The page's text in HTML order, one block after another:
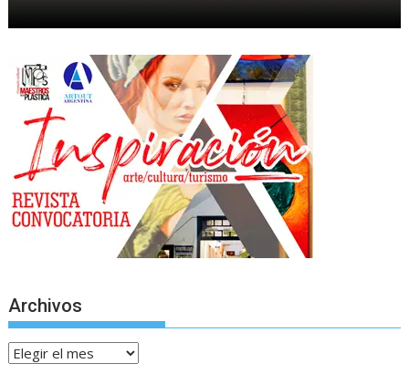
Archivos
Archivos